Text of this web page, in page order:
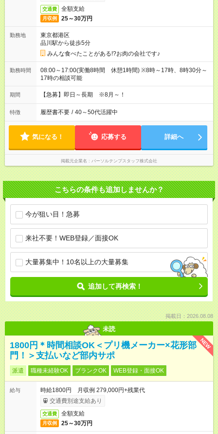
交通費 全額支給
月収例 25～30万円
勤務地
東京都港区
品川駅から徒歩5分
みんな食べたことがある!?お肉の会社です♪
勤務時間
08:00～17:00(実働8時間 休憩1時間) ※8時～17時、8時30分～
17時の相談可能
期間 【急募】即日～長期 ※8月～！
特徴 履歴書不要 / 40～50代活躍中
気になる！ 応募する 詳細へ
掲載元企業名 パーソルテンプスタッフ株式会社
こちらの条件も追加しませんか？
今が狙い目！急募
来社不要！WEB登録／面接OK
大量募集中！10名以上の大量募集
追加して再検索！
掲載日：2026.08.08
未読
NEW
1800円＊時間相談OK＜プリ機メーカー×花形部
門！＞支払いなど部内サポ
派遣 職種未経験OK ブランクOK WEB登録・面接OK
給与
時給1800円 月収例 279,000円+残業代
交通費別途支給あり
交通費 全額支給
月収例 25～30万円